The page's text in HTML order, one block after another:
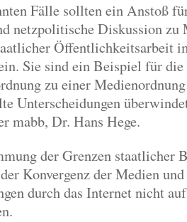
Fälle sollten ein Anstoß
netzpolitische Diskussion
Öffentlichkeitsarbeit
Sie sind ein Beispiel für
zu einer
Unterscheidungen
mabb, Dr. Hans Hege.
der Grenzen staatlicher
Konvergenz der Medien
durch das Internet nicht